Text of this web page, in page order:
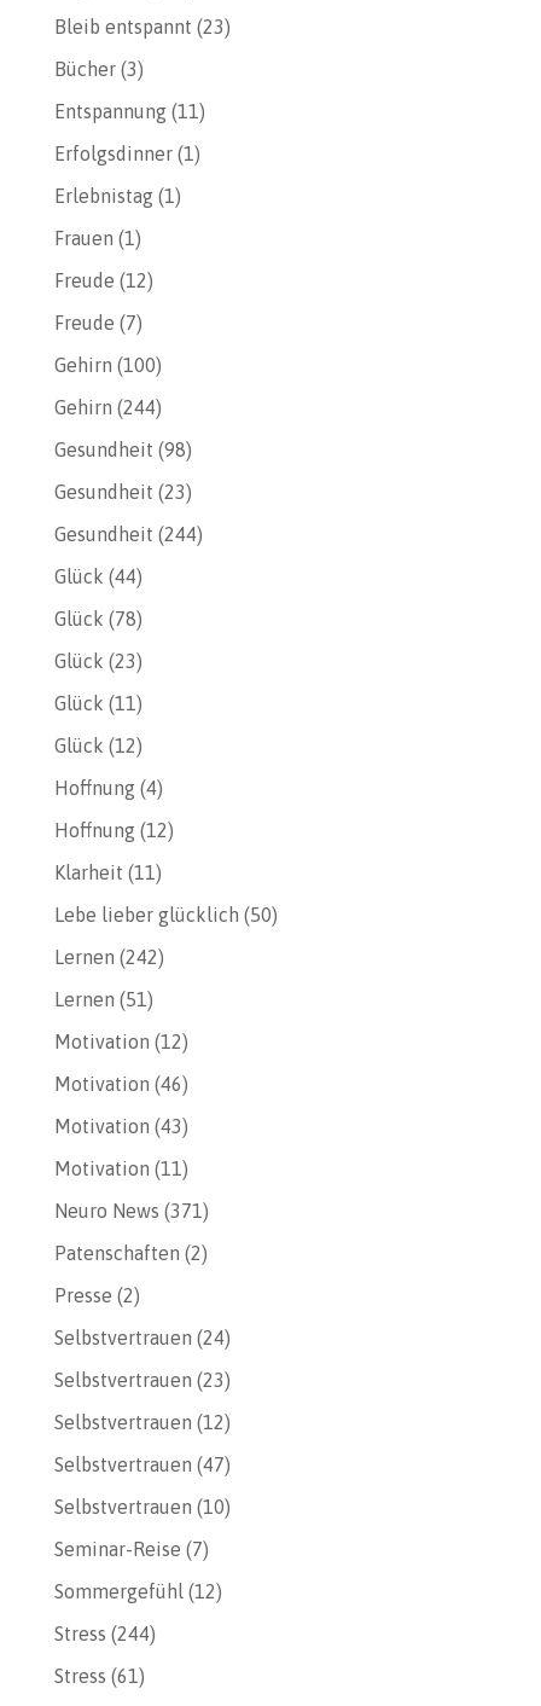
Bleib entspannt (23)
Bücher(3)
Entspannung(11)
Erfolgsdinner(1)
Erlebnistag(1)
Frauen (1)
Freude (12)
Freude (7)
Gehirn (100)
Gehirn (244)
Gesundheit (98)
Gesundheit (23)
Gesundheit (244)
Glück (44)
Glück (78)
Glück (23)
Glück (11)
Glück (12)
Hoffnung(4)
Hoffnung(12)
Klarheit (11)
Lebe lieber glücklich (50)
Lernen (242)
Lernen (51)
Motivation (12)
Motivation (46)
Motivation (43)
Motivation (11)
Neuro News (371)
Patenschaften (2)
Presse (2)
Selbstvertrauen (24)
Selbstvertrauen (23)
Selbstvertrauen (12)
Selbstvertrauen (47)
Selbstvertrauen (10)
Seminar-Reise (7)
Sommergefühl(12)
Stress (244)
Stress (61)